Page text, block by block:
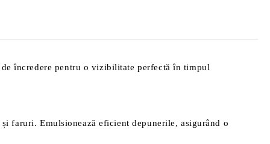
încredere pentru o vizibilitate perfectă în timpul
faruri. Emulsionează eficient depunerile, asigurând o